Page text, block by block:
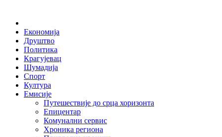
Економија
Друштво
Политика
Крагујевац
Шумадија
Спорт
Култура
Емисије
Путешествије до срца хоризонта
Епицентар
Комунални сервис
Хроника региона